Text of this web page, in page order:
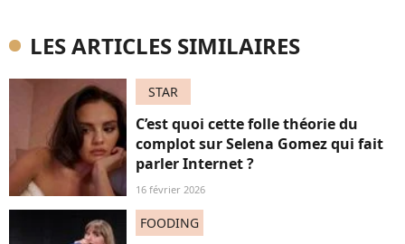
LES ARTICLES SIMILAIRES
STAR
C’est quoi cette folle théorie du
complot sur Selena Gomez qui fait
parler Internet ?
16 février 2026
FOODING